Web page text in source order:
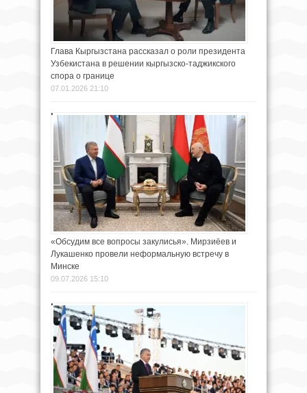
Глава Кыргызстана рассказал о роли президента
Узбекистана в решении кыргызско-таджикского
спора о границе
07.01.2026 21:10
«Обсудим все вопросы закулисья». Мирзиёев и
Лукашенко провели неформальную встречу в
Минске
09.07.2026 15:10